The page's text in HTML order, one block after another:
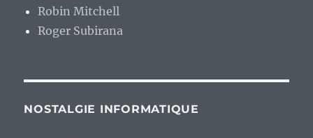
Robin Mitchell
Roger Subirana
NOSTALGIE INFORMATIQUE